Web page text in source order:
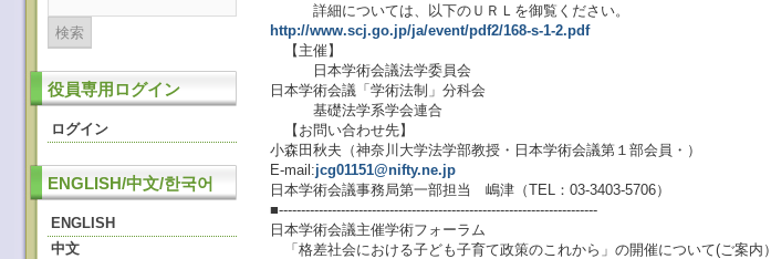
役員専用ログイン
ログイン
ENGLISH/中文/한국어
ENGLISH
中文
詳細については、以下のＵＲＬを御覧ください。
http://www.scj.go.jp/ja/event/pdf2/168-s-1-2.pdf
【主催】
日本学術会議法学委員会
日本学術会議「学術法制」分科会
基礎法学系学会連合
【お問い合わせ先】
小森田秋夫（神奈川大学法学部教授・日本学術会議第１部会員・）
E-mail:jcg01151@nifty.ne.jp
日本学術会議事務局第一部担当 嶋津（TEL：03-3403-5706）
■------------------------------------------------------------------------
日本学術会議主催学術フォーラム
「格差社会における子ども子育て政策のこれから」の開催について(ご案内）